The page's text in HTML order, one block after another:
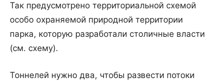
Так предусмотрено территориальной схемой
особо охраняемой природной территории
парка, которую разработали столичные власти
(см. схему).
Тоннелей нужно два, чтобы развести потоки